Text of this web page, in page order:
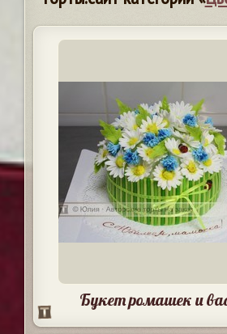
Букет ромашек и